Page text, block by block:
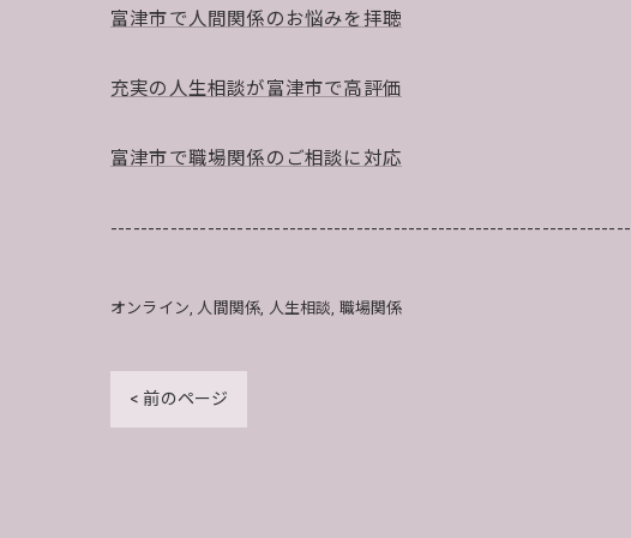
富津市で人間関係のお悩みを拝聴
充実の人生相談が富津市で高評価
富津市で職場関係のご相談に対応
----------------------------------------------------------------------
オンライン 人間関係 人生相談 職場関係
< 前のページ